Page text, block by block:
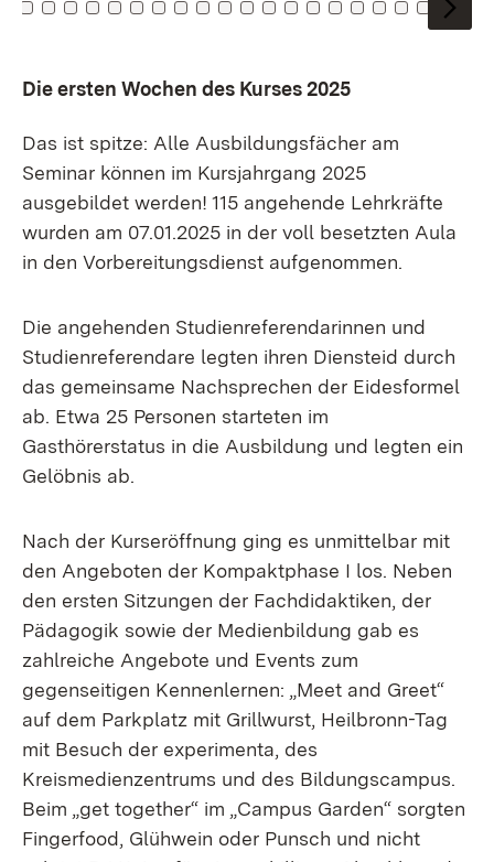
Kachel: 0
Zu Kachel: 1
Zu Kachel: 2
Zu Kachel: 3
Zu Kachel: 4
Zu Kachel: 5
Zu Kachel: 6
Zu Kachel: 7
Zu Kachel: 8
Zu Kachel: 9
Zu Kachel: 10
Zu Kachel: 11
Zu Kachel: 12
Zu Kachel: 13
Zu Kachel: 14
Zu Kachel: 15
Zu Kachel: 16
Zu Kachel: 17
Zu Kachel:
ZuZuZu
Die ersten Wochen des Kurses 2025
Das ist spitze: Alle Ausbildungsfächer am
Seminar können im Kursjahrgang 2025
ausgebildet werden! 115 angehende Lehrkräfte
wurden am 07.01.2025 in der voll besetzten Aula
in den Vorbereitungsdienst aufgenommen.
Die angehenden Studienreferendarinnen und
Studienreferendare legten ihren Diensteid durch
das gemeinsame Nachsprechen der Eidesformel
ab. Etwa 25 Personen starteten im
Gasthörerstatus in die Ausbildung und legten ein
Gelöbnis ab.
Nach der Kurseröffnung ging es unmittelbar mit
den Angeboten der Kompaktphase I los. Neben
den ersten Sitzungen der Fachdidaktiken, der
Pädagogik sowie der Medienbildung gab es
zahlreiche Angebote und Events zum
gegenseitigen Kennenlernen: „Meet and Greet“
auf dem Parkplatz mit Grillwurst, Heilbronn-Tag
mit Besuch der experimenta, des
Kreismedienzentrums und des Bildungscampus.
Beim „get together“ im „Campus Garden“ sorgten
Fingerfood, Glühwein oder Punsch und nicht